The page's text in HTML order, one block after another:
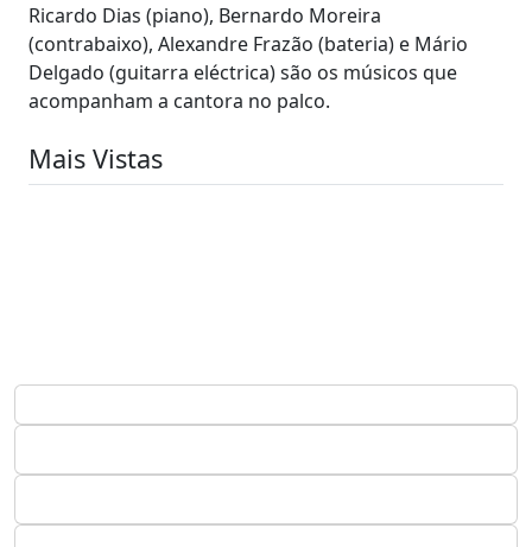
Ricardo Dias (piano), Bernardo Moreira
(contrabaixo), Alexandre Frazão (bateria) e Mário
Delgado (guitarra eléctrica) são os músicos que
acompanham a cantora no palco.
Mais Vistas